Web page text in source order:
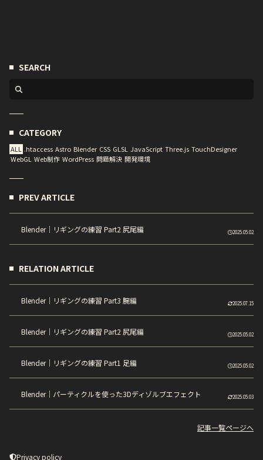
SEARCH
CATEGORY
ALL .htaccess Astro Blender CSS GLSL JavaScript Three.js TouchDesigner
WebGL Web制作 WordPress 問題解決 開発環境
PREV ARTICLE
Blender｜リギングの練習 Part2 尻尾編 2025.05.02
RELATION ARTICLE
Blender｜リギングの練習 Part3 腕編 2025.07.15
Blender｜リギングの練習 Part2 尻尾編 2025.05.02
Blender｜リギングの練習 Part1 足編 2025.05.02
Blender｜パーティクルを使った3Dディゾルブエフェクト 2025.05.03
記事一覧ページへ
Privacy policy